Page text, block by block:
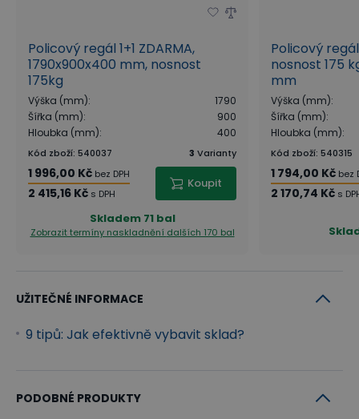
Policový regál 1+1 ZDARMA,
1790x900x400 mm, nosnost
175kg
Výška (mm):
1790
Šířka (mm):
900
Hloubka (mm): 400
Kód zboží: 540037 3 Varianty
1 996,00 Kč bez DPH
2 415,16 Kč s DPH
Koupit
Skladem 71 bal
Zobrazit termíny naskladnění dalších 170 bal
Policový regál
nosnost 175
mm
Výška (mm):
Šířka (mm):
Hloubka (mm):
Kód zboží: 540315
1 794,00 Kč bez
2 170,74 Kč s
UŽITEČNÉ INFORMACE
9 tipů: Jak efektivně vybavit sklad?
PODOBNÉ PRODUKTY